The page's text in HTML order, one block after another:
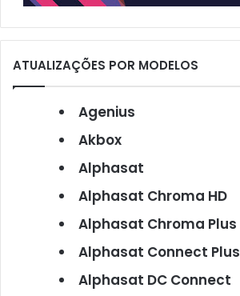
ATUALIZAÇÕES POR MODELOS
Agenius
Akbox
Alphasat
Alphasat Chroma HD
Alphasat Chroma Plus
Alphasat Connect Plus
Alphasat DC Connect